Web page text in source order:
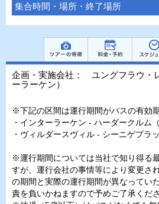
集合時間・場所・終了場所
企画・実施会社： ユングフラウ・
ーラーケン）
※下記の区間は運行期間がパスの有効
・インターラーケン - ハーダークルム
・ヴィルダースヴィル - シーニゲプラ
※運行期間については当社で知り得る
すが、運行会社の事情等により変更さ
の期間と実際の運行期間が異なってい
責を負いかねますので予めご了承くださ